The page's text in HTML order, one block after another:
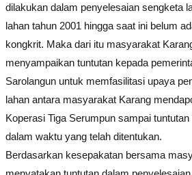
dilakukan dalam penyelesaian sengketa
lahan tahun 2001 hingga saat ini belum
kongkrit. Maka dari itu masyarakat
menyampaikan tuntutan kepada
Sarolangun untuk memfasilitasi upaya
lahan antara masyarakat Karang
Koperasi Tiga Serumpun sampai
dalam waktu yang telah ditentukan.
Berdasarkan kesepakatan bersama